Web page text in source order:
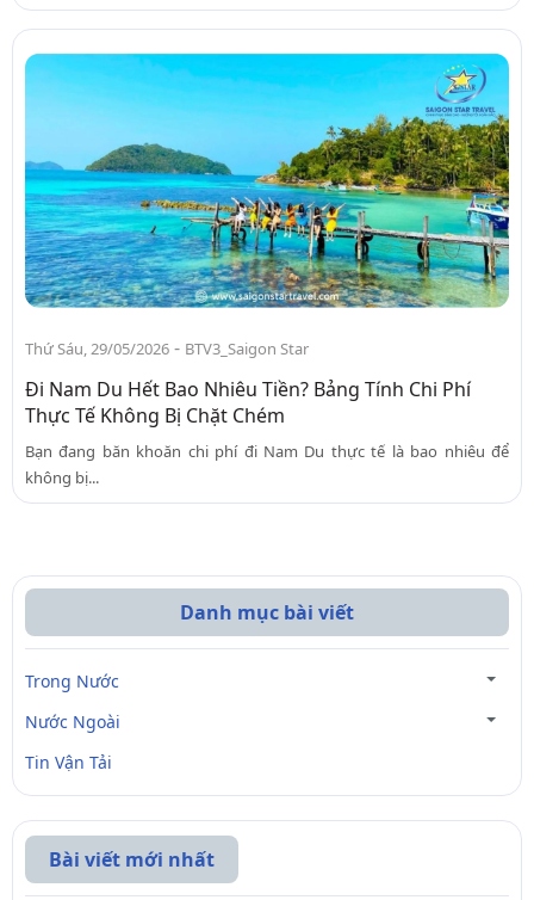
Thứ Sáu, 29/05/2026 - BTV3_Saigon Star
Đi Nam Du Hết Bao Nhiêu Tiền? Bảng Tính Chi Phí
Thực Tế Không Bị Chặt Chém
Bạn đang băn khoăn chi phí đi Nam Du thực tế là bao nhiêu để
không bị...
Danh mục bài viết
Trong Nước
Nước Ngoài
Tin Vận Tải
Bài viết mới nhất